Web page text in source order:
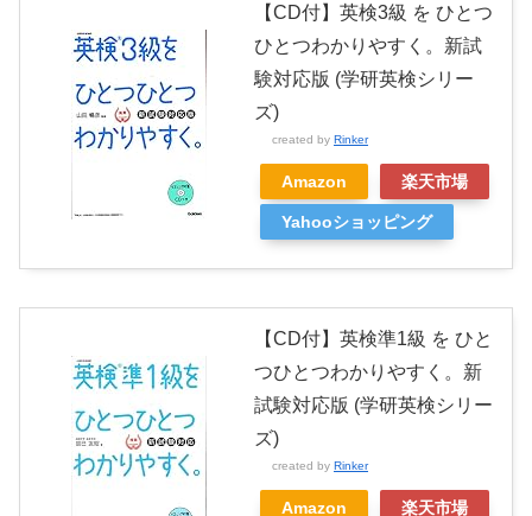
【CD付】英検3級 を ひとつ
ひとつわかりやすく。新試
験対応版 (学研英検シリー
ズ)
created by Rinker
Amazon 楽天市場
Yahooショッピング
【CD付】英検準1級 を ひと
つひとつわかりやすく。新
試験対応版 (学研英検シリー
ズ)
created by Rinker
Amazon 楽天市場